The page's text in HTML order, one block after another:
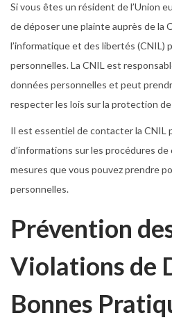
Si vous êtes un résident de l’Union
de déposer une plainte auprès de la
l’informatique et des libertés (CNIL)
personnelles. La CNIL est
données personnelles et peut
respecter les lois sur la protection
Il est essentiel de contacter la CNIL
d’informations sur les procédures
mesures que vous pouvez prendre
personnelles.
Prévention
Violations de
Bonnes